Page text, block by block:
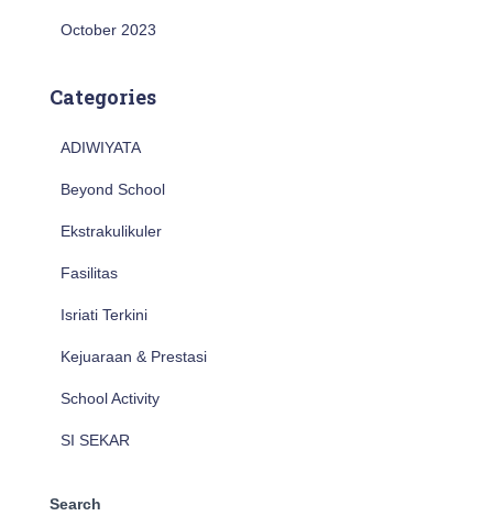
October 2023
Categories
ADIWIYATA
Beyond School
Ekstrakulikuler
Fasilitas
Isriati Terkini
Kejuaraan & Prestasi
School Activity
SI SEKAR
Search